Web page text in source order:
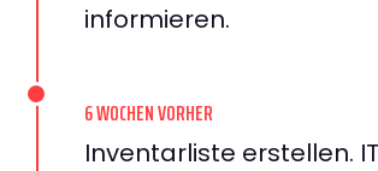
informieren.
6 WOCHEN VORHER
Inventarliste erstellen.